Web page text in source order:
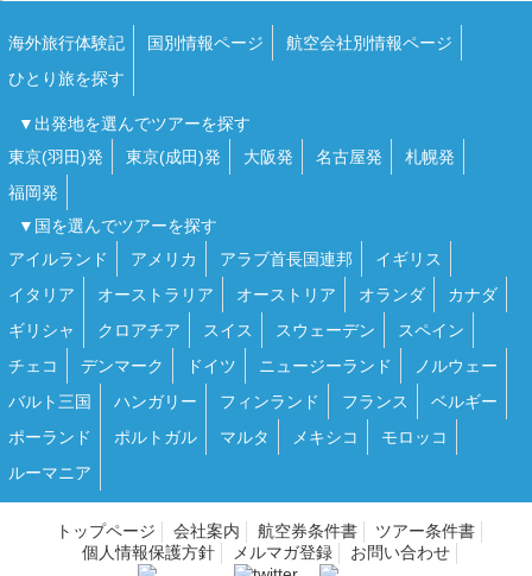
海外旅行体験記 国別情報ページ
航空会社別情報ページ
ひとり旅を探す
▼出発地を選んでツアーを探す
東京(羽田)発
東京(成田)発 大阪発 名古屋発
札幌発
福岡発
▼国を選んでツアーを探す
アイルランド
アメリカ アラブ首長国連邦
イギリス
イタリア
オーストラリア オーストリア オランダ
カナダ
ギリシャ
クロアチア スイス スウェーデン
スペイン
チェコ
デンマーク ドイツ ニュージーランド
ノルウェー
バルト三国
ハンガリー フィンランド フランス
ベルギー
ポーランド
ポルトガル マルタ メキシコ
モロッコ
ルーマニア
トップページ 会社案内 航空券条件書
ツアー条件書
個人情報保護方針
メルマガ登録 お問い合わせ